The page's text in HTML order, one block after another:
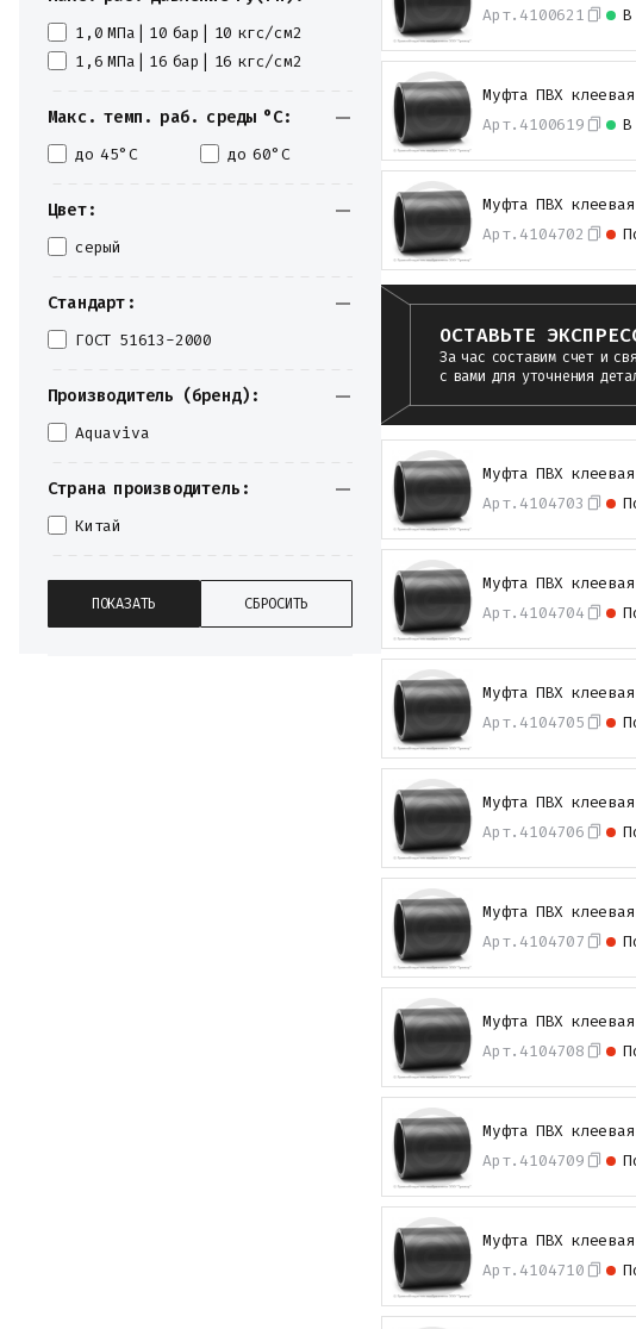
1,0 МПа| 10 бар| 10 кгс/см2
1,6 МПа| 16 бар| 16 кгс/см2
Макс. темп. раб. среды °С:
до 45°С до 60°С
Цвет:
серый
Стандарт:
ГОСТ 51613-2000
Производитель (бренд):
Aquaviva
Страна производитель:
Китай
Арт. 4100621 В
Арт. 4100619 В
Муфта ПВХ
Арт. 4104702
Муфта ПВХ
ОСТАВЬТЕ
За час составим счет и
с вами для уточнения
Арт. 4104703
Муфта ПВХ
Арт. 4104704
Муфта ПВХ
Арт. 4104705
Муфта ПВХ
Арт. 4104706
Муфта ПВХ
Арт. 4104707
Муфта ПВХ
Арт. 4104708
Муфта ПВХ
Арт. 4104709
Муфта ПВХ
Арт. 4104710
Муфта ПВХ